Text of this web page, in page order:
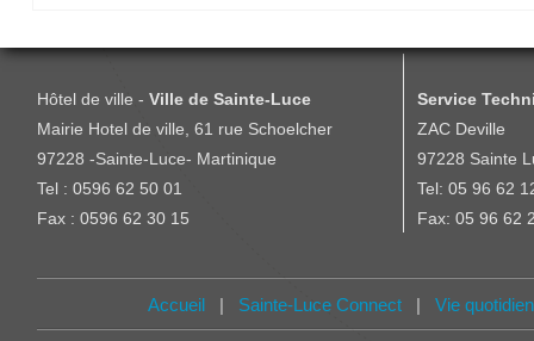
Hôtel de ville - Ville de Sainte-Luce
Mairie Hotel de ville, 61 rue Schoelcher
97228 -Sainte-Luce- Martinique
Tel : 0596 62 50 01
Fax : 0596 62 30 15
Service
ZAC Deville
97228 Sainte
Tel: 05 96 62
Fax: 05 96 62
Accueil| Sainte-Luce Connect| Vie